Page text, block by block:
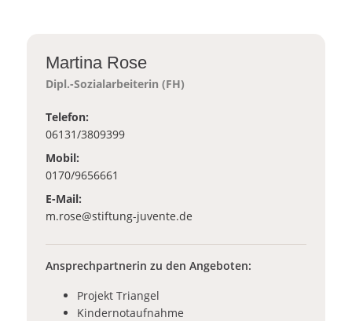
Martina Rose
Dipl.-Sozialarbeiterin (FH)
Telefon:
06131/3809399
Mobil:
0170/9656661
E-Mail:
m.rose
_at_
stiftung-juvente.de
Ansprechpartnerin zu den Angeboten:
Projekt Triangel
Kindernotaufnahme